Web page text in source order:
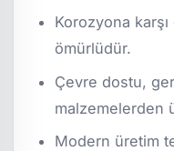
Korozyona
ömürlüdür.
Çevre dostu,
malzemelerden
Modern üretim